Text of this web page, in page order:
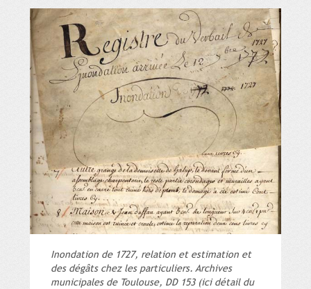
Inondation de 1727, relation et estimation et
des dégâts chez les particuliers. Archives
municipales de Toulouse, DD 153 (ici détail du